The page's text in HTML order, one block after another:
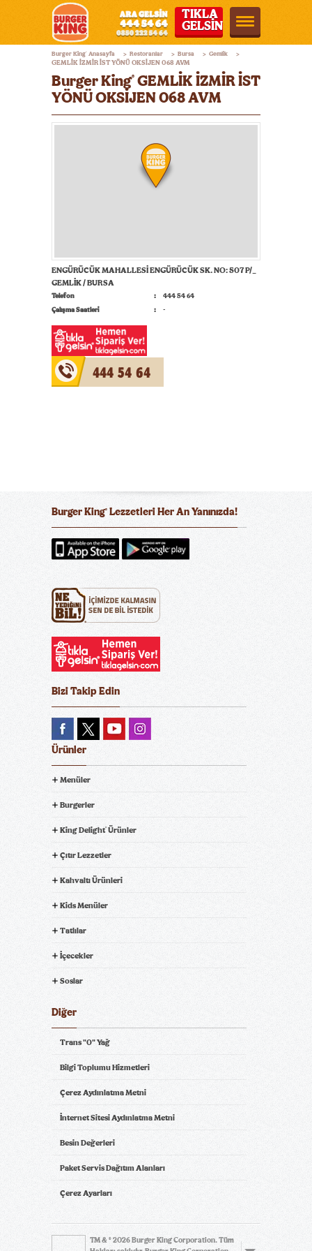
Burger
King®
Türkiye
TIKLA
GELSİN
Burger King® Anasayfa > Restoranlar > Bursa > Gemlik >
GEMLİK İZMİR İST YÖNÜ OKSİJEN 068 AVM
Burger King® GEMLİK İZMİR İST
YÖNÜ OKSİJEN 068 AVM
ENGÜRÜCÜK MAHALLESİ ENGÜRÜCÜK SK. NO: 507 P/_
GEMLİK / BURSA
Telefon
444 54 64
Çalışma Saatleri
-
444 54 64
Burger King® Lezzetleri Her An Yanınızda!
Bizi Takip Edin
Ürünler
Menüler
Burgerler
King Delight® Ürünler
Çıtır Lezzetler
Kahvaltı Ürünleri
Kids Menüler
Tatlılar
İçecekler
Soslar
Diğer
Trans "0" Yağ
Bilgi Toplumu Hizmetleri
Çerez Aydınlatma Metni
İnternet Sitesi Aydınlatma Metni
Besin Değerleri
Paket Servis Dağıtım Alanları
Çerez Ayarları
TM & © 2026 Burger King Corporation. Tüm